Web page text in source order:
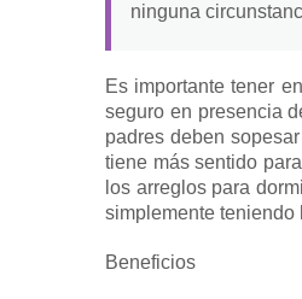
ninguna
Es importante tener
seguro en presencia
padres deben
tiene más sentido
los arreglos para
simplemente teniendo
Beneficios